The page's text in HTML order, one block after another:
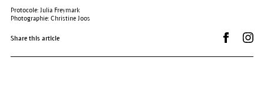
Protocole: Julia Freymark
Photographie: Christine Joos
Share this article Partager